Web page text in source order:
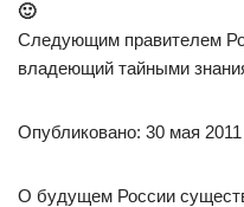
🙂
Следующим правителем
владеющий тайными
Опубликовано: 30 мая 2011
О будущем России